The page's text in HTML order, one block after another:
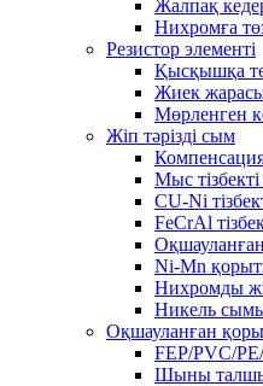
Жалпақ
Нихромға
Резистор элементі
Қысқышқа
Жиек
Мөрленген
Жіп тәрізді сым
Мыс
CU-Ni
FeCrAl
Ni-Mn
Нихромды
Никель
Оқшауланған
FEP/PVC/
Шыны